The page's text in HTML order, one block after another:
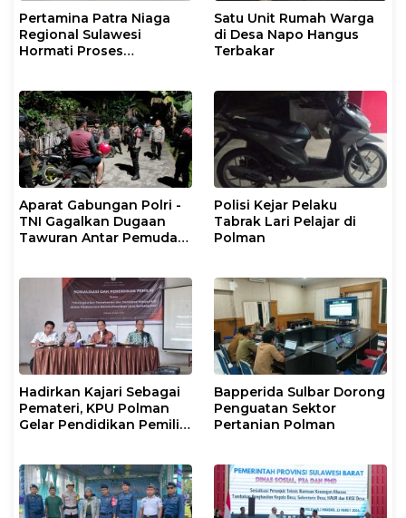
Pertamina Patra Niaga
Regional Sulawesi
Hormati Proses
di Polman
Satu Unit Rumah Warga
di Desa Napo Hangus
Terbakar
Aparat Gabungan Polri -
TNI Gagalkan Dugaan
Tawuran Antar Pemuda
Polisi Kejar Pelaku
Tabrak Lari Pelajar di
Polman
Hadirkan Kajari Sebagai
Pemateri, KPU Polman
Gelar Pendidikan Pemilih
Bapperida Sulbar Dorong
Penguatan Sektor
Pertanian Polman